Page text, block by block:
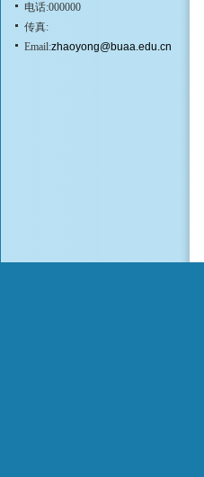
电话:000000
传真:
Email:zhaoyong@buaa.edu.cn